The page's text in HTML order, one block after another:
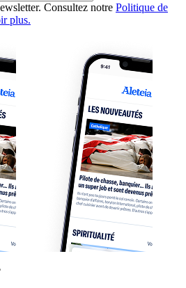
Consultez notre Politique de
plus.